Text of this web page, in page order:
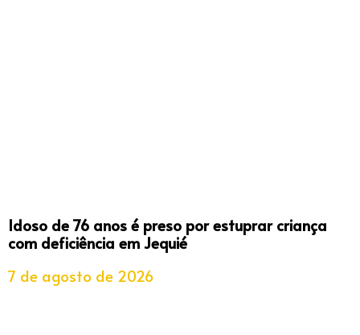
Idoso de 76 anos é preso por estuprar criança
com deficiência em Jequié
7 de agosto de 2026